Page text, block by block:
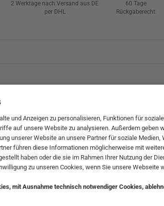
2 Werktage nach Versand aus DE
per DHL
60 Tage
Rückgaberecht